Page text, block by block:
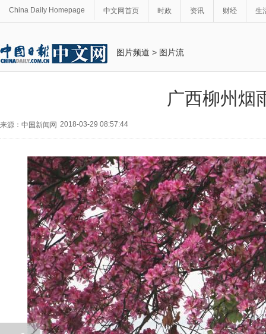
China Daily Homepage 中文网首页 时政 资讯 财经 生
图片频道 > 图片流
广西柳州烟
来源：中国新闻网 2018-03-29 08:57:44